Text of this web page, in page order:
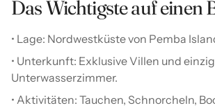
Das Wichtigste auf einen
• Lage: Nordwestküste von Pemba
• Unterkunft: Exklusive Villen und
Unterwasserzimmer.
• Aktivitäten: Tauchen, Schnorcheln,